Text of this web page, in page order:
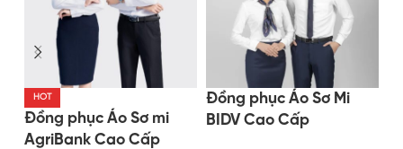
HOT
Đồng phục Áo Sơ mi
AgriBank Cao Cấp
Đồng phục Áo Sơ Mi
BIDV Cao Cấp